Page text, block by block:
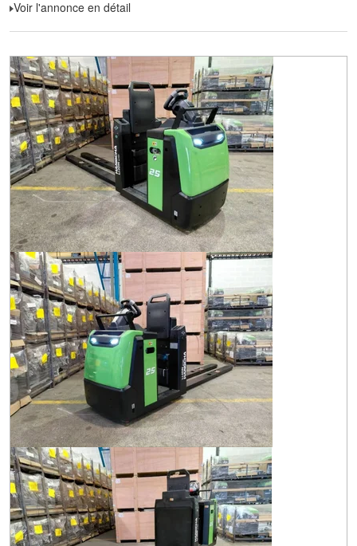
Voir l'annonce en détail